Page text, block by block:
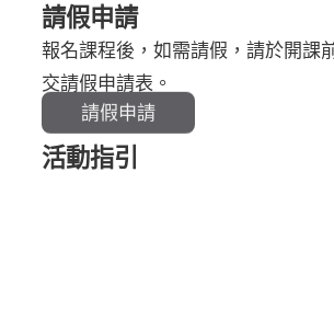
請假申請
報名課程後，如需請假，請於開課
交請假申請表。
請假申請
活動指引